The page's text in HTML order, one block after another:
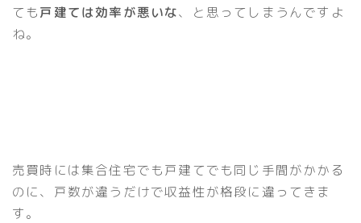
ても戸建ては効率が悪いな、と思ってしまうんですよ
ね。
売買時には集合住宅でも戸建てでも同じ手間がかかる
のに、戸数が違うだけで収益性が格段に違ってきま
す。